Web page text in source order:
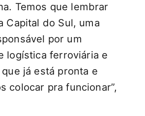
Temos que lembrar
Capital do Sul, uma
por um
logística ferroviária e
já está pronta e
colocar pra funcionar”,